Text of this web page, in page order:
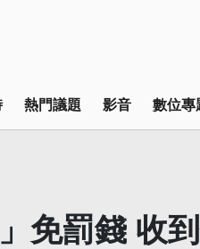
熱門議題 影音 數位專
免罰錢 收